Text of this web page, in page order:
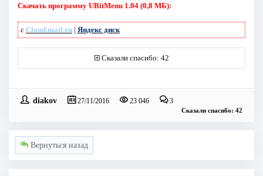
Скачать программу UBitMenu 1.04 (0,8 МБ):
с Cloud.mail.ru| Яндекс диск
Сказали спасибо: 42
diakov 27/11/2016 23 046 3
Сказали спасибо: 42
Вернуться назад